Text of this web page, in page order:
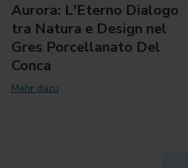
Aurora: L'Eterno Dialogo
tra Natura e Design nel
Gres Porcellanato Del
Conca
Mehr dazu